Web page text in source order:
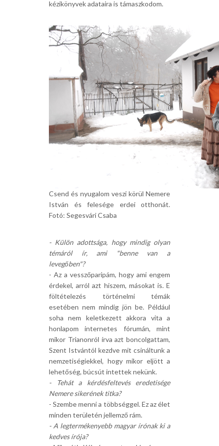
kézikönyvek adataira is támaszkodom.
Csend és nyugalom veszi körül Nemere
István és felesége erdei otthonát.
Fotó: Segesvári Csaba
- Külön adottsága, hogy mindig olyan
témáról ír, ami "benne van a
levegőben"?
- Az a vesszőparipám, hogy ami engem
érdekel, arról azt hiszem, másokat is. E
föltételezés történelmi témák
esetében nem mindig jön be. Például
soha nem keletkezett akkora vita a
honlapom internetes fórumán, mint
mikor Trianonról írva azt boncolgattam,
Szent Istvántól kezdve mit csináltunk a
nemzetiségiekkel, hogy mikor eljött a
lehetőség, búcsút intettek nekünk.
- Tehát a kérdésfeltevés eredetisége
Nemere sikerének titka?
- Szembe menni a többséggel. Ez az élet
minden területén jellemző rám.
- A legtermékenyebb magyar írónak ki a
kedves írója?